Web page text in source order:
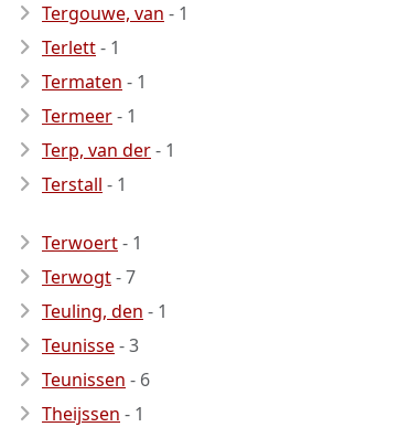
Tergouwe, van - 1
Terlett- 1
Termaten - 1
Termeer- 1
Terp, van der- 1
Terstall - 1
Terwoert- 1
Terwogt- 7
Teuling, den - 1
Teunisse- 3
Teunissen - 6
Theijssen - 1